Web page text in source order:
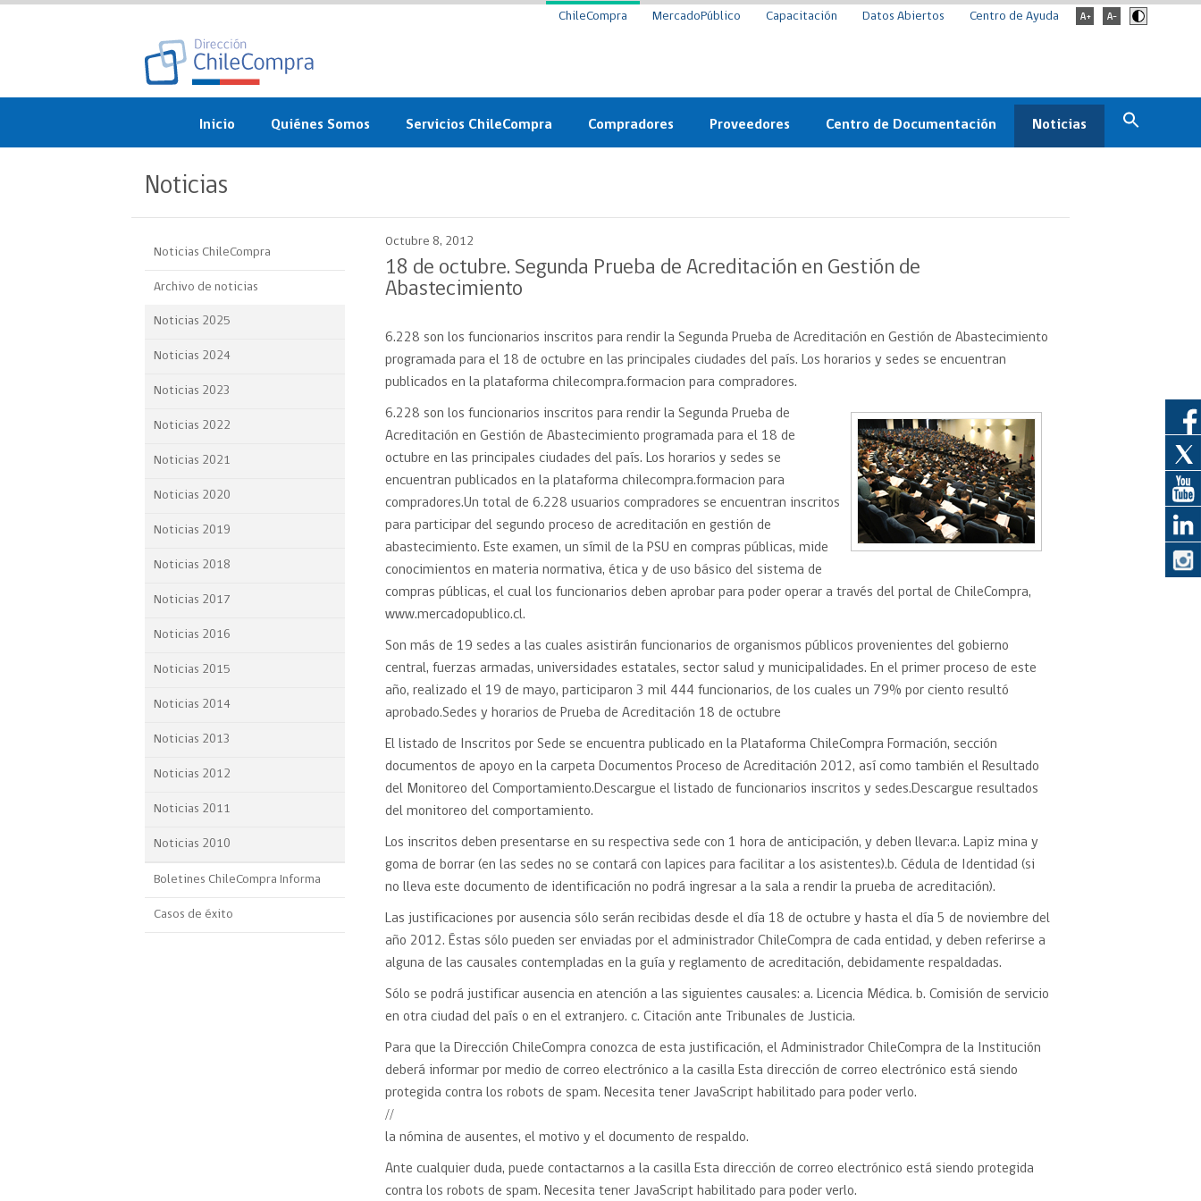
ChileCompra MercadoPúblico Capacitación Datos Abiertos Centro de Ayuda
Inicio Quiénes Somos
objetivos
Organigrama
Participación Ciudadana
Reportes Ley de Inclusión
Sé parte de nuestro equipo
Servicios ChileCompra
ChileCompra
Eficiencia
Capacitación ChileCompra:
Certificación competencias
Centro de Ayuda
Asesorías estratégicas
Datos Abiertos
API de Mercado Público
Ciberseguridad
Compradores
Circular
Compra Ágil
Bases Tipo de Licitación
Convenio Marco
Trato directo
Subasta inversa
Compra Pública de
Innovación
Gestión de Contratos
Compras públicas con
Proveedores
Convenio Marco
Subasta inversa
electrónica proveedor
Requisitos para obtener el
Sello Empresa Mujer
Centro de Documentación Noticias
Archivo de noticias
Noticias
Noticias ChileCompra
Archivo de noticias
Noticias 2025
Noticias 2024
Noticias 2023
Noticias 2022
Noticias 2021
Noticias 2020
Noticias 2019
Noticias 2018
Noticias 2017
Noticias 2016
Noticias 2015
Noticias 2014
Noticias 2013
Noticias 2012
Noticias 2011
Noticias 2010
Boletines ChileCompra Informa
Casos de éxito
Octubre 8, 2012
18 de octubre. Segunda Prueba de Acreditación en Gestión de
Abastecimiento
6.228 son los funcionarios inscritos para rendir la Segunda Prueba de Acreditación en Gestión de Abastecimiento
programada para el 18 de octubre en las principales ciudades del país. Los horarios y sedes se encuentran
publicados en la plataforma chilecompra.formacion para compradores.
6.228 son los funcionarios inscritos para rendir la Segunda Prueba de
Acreditación en Gestión de Abastecimiento programada para el 18 de
octubre en las principales ciudades del país. Los horarios y sedes se
encuentran publicados en la plataforma chilecompra.formacion para
compradores.Un total de 6.228 usuarios compradores se encuentran inscritos
para participar del segundo proceso de acreditación en gestión de
abastecimiento. Este examen, un símil de la PSU en compras públicas, mide
conocimientos en materia normativa, ética y de uso básico del sistema de
compras públicas, el cual los funcionarios deben aprobar para poder operar a través del portal de ChileCompra,
www.mercadopublico.cl.
Son más de 19 sedes a las cuales asistirán funcionarios de organismos públicos provenientes del gobierno
central, fuerzas armadas, universidades estatales, sector salud y municipalidades. En el primer proceso de este
año, realizado el 19 de mayo, participaron 3 mil 444 funcionarios, de los cuales un 79% por ciento resultó
aprobado.Sedes y horarios de Prueba de Acreditación 18 de octubre
El listado de Inscritos por Sede se encuentra publicado en la Plataforma ChileCompra Formación, sección
documentos de apoyo en la carpeta Documentos Proceso de Acreditación 2012, así como también el Resultado
del Monitoreo del Comportamiento.Descargue el listado de funcionarios inscritos y sedes.Descargue resultados
del monitoreo del comportamiento.
Los inscritos deben presentarse en su respectiva sede con 1 hora de anticipación, y deben llevar:a. Lapiz mina y
goma de borrar (en las sedes no se contará con lapices para facilitar a los asistentes).b. Cédula de Identidad (si
no lleva este documento de identificación no podrá ingresar a la sala a rendir la prueba de acreditación).
Las justificaciones por ausencia sólo serán recibidas desde el día 18 de octubre y hasta el día 5 de noviembre del
año 2012. Éstas sólo pueden ser enviadas por el administrador ChileCompra de cada entidad, y deben referirse a
alguna de las causales contempladas en la guía y reglamento de acreditación, debidamente respaldadas.
Sólo se podrá justificar ausencia en atención a las siguientes causales: a. Licencia Médica. b. Comisión de servicio
en otra ciudad del país o en el extranjero. c. Citación ante Tribunales de Justicia.
Para que la Dirección ChileCompra conozca de esta justificación, el Administrador ChileCompra de la Institución
deberá informar por medio de correo electrónico a la casilla Esta dirección de correo electrónico está siendo
protegida contra los robots de spam. Necesita tener JavaScript habilitado para poder verlo.
//
la nómina de ausentes, el motivo y el documento de respaldo.
Ante cualquier duda, puede contactarnos a la casilla Esta dirección de correo electrónico está siendo protegida
contra los robots de spam. Necesita tener JavaScript habilitado para poder verlo.